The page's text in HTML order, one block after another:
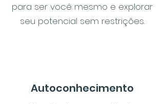
para ser você mesmo e explorar
seu potencial sem restrições.
Autoconhecimento